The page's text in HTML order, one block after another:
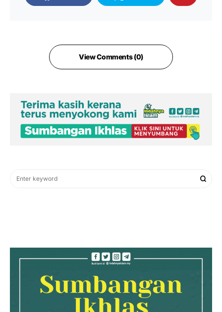
View Comments (0)